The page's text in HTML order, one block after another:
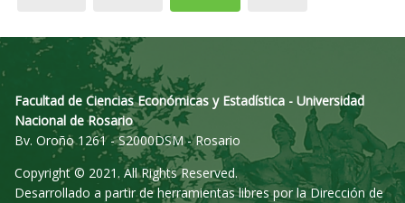
Facultad de Ciencias Económicas y Estadística - Universidad
Nacional de Rosario
Bv. Oroño 1261 - S2000DSM - Rosario
Copyright © 2021. All Rights Reserved.
Desarrollado a partir de herramientas libres por la Dirección de